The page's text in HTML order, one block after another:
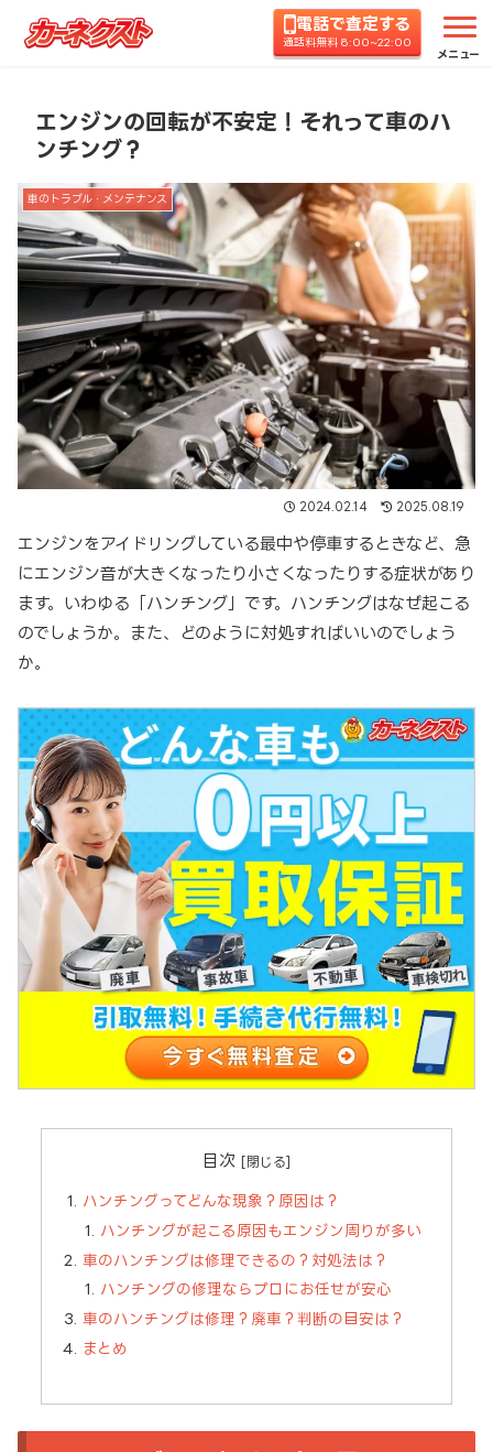
電話で査定する
通話料無料 8:00~22:00
メニュー
ホーム コラムTOP 車のトラブル・メンテナンス
エンジンの回転が不安定！それって車のハ
ンチング？
車のトラブル・メンテナンス
2024.02.14 2025.08.19
エンジンをアイドリングしている最中や停車するときなど、急
にエンジン音が大きくなったり小さくなったりする症状があり
ます。いわゆる「ハンチング」です。ハンチングはなぜ起こる
のでしょうか。また、どのように対処すればいいのでしょう
か。
目次
ハンチングってどんな現象？原因は？
ハンチングが起こる原因もエンジン周りが多い
車のハンチングは修理できるの？対処法は？
ハンチングの修理ならプロにお任せが安心
車のハンチングは修理？廃車？判断の目安は？
まとめ